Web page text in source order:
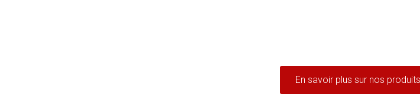
En savoir plus sur nos